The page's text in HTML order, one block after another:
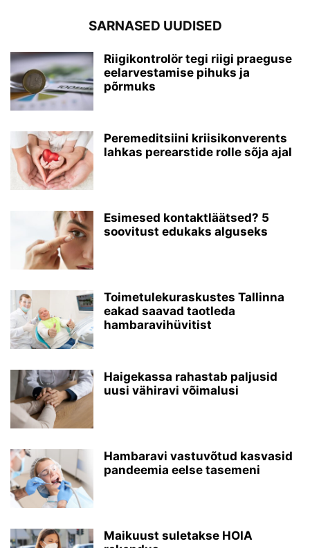
SARNASED UUDISED
Riigikontrolör tegi riigi praeguse
eelarvestamise pihuks ja
põrmuks
Peremeditsiini kriisikonverents
lahkas perearstide rolle sõja ajal
Esimesed kontaktläätsed? 5
soovitust edukaks alguseks
Toimetulekuraskustes Tallinna
eakad saavad taotleda
hambaravihüvitist
Haigekassa rahastab paljusid
uusi vähiravi võimalusi
Hambaravi vastuvõtud kasvasid
pandeemia eelse tasemeni
Maikuust suletakse HOIA